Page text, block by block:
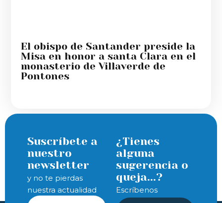
El obispo de Santander preside la
Misa en honor a santa Clara en el
monasterio de Villaverde de
Pontones
Suscríbete a
nuestro
newsletter
y no te pierdas
nuestra actualidad
¿Tienes
alguna
sugerencia o
queja...?
Escríbenos